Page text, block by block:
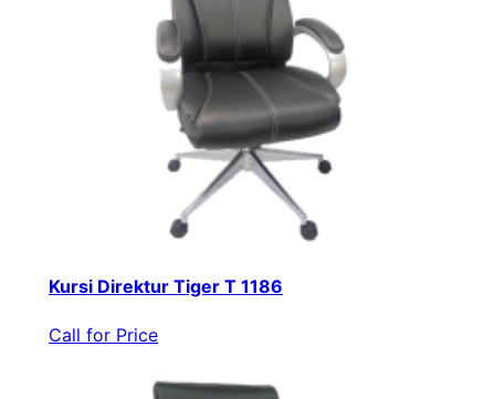
Kursi Direktur Tiger T 1186
Call for Price